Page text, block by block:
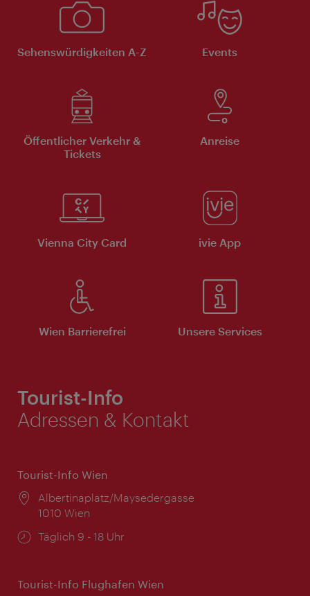
Sehenswürdigkeiten A-Z Events
Öffentlicher Verkehr &
Tickets
Anreise
Vienna City Card ivie App
Wien Barrierefrei Unsere Services
Tourist-Info
Adressen & Kontakt
Tourist-Info Wien
Ort:
Albertinaplatz/Maysedergasse
1010 Wien
Öffnungszeiten:
Täglich 9 - 18 Uhr
Tourist-Info Flughafen Wien